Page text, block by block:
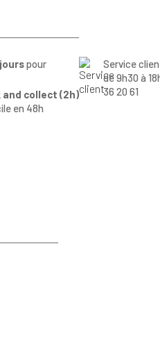
pour
and collect (2h)
en 48h
Service
de 9h30 à
36 20 61